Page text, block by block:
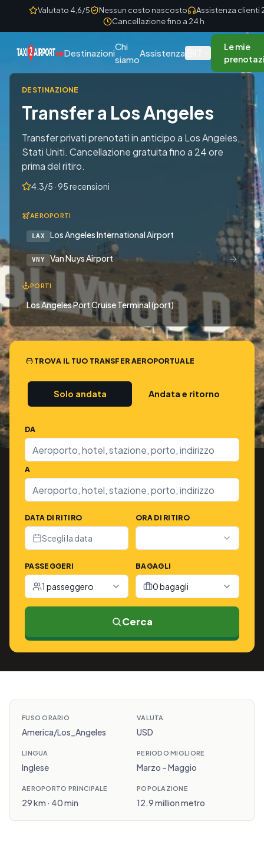
Skip to content
Valutato 4,6/5 Nessun costo nascosto
Assistenza clienti
Cancellazione fino a 24 h
Destinazioni
Chi
siamo
Assistenza
Le mie
DESTINAZIONE
Transfer a Los Angeles
Transfer privati prenotati in anticipo a Los Angeles,
Stati Uniti. Cancellazione gratuita fino a 24 ore
prima del ritiro.
4.3/5 · 95 recensioni
AEROPORTI
LAX Los Angeles International Airport
VNY Van Nuys Airport →
PORTI
Los Angeles Port Cruise Terminal (port)
TROVA IL TUO TRANSFER AEROPORTUALE
Solo andata Andata e ritorno
DA
A
DATA DI RITIRO
Scegli la data
ORA DI RITIRO
PASSEGGERI
1 passeggero
BAGAGLI
0 bagagli
Cerca
FUSO ORARIO
America/Los_Angeles
VALUTA
USD
LINGUA
Inglese
PERIODO MIGLIORE
Marzo – Maggio
AEROPORTO PRINCIPALE
29 km · 40 min
POPOLAZIONE
12.9 million metro